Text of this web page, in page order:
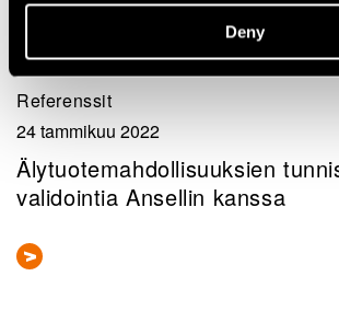
Deny
Referenssit
24 tammikuu 2022
Älytuotemahdollisuuksien
validointia Ansellin kanssa